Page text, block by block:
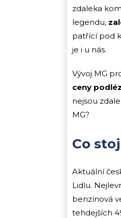
zdaleka
legendu,
patřící pod
je i u nás.
Vývoj MG
ceny
nejsou
MG?
Co
Aktuální
Lidlu.
benzínová
tehdejších